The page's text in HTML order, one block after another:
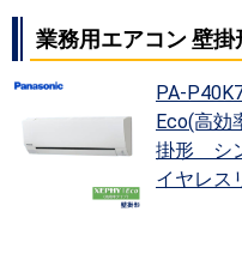
価格が安
その他仕様
業務用エアコン 壁
PA-
Eco(高
掛形 シ
イヤレ